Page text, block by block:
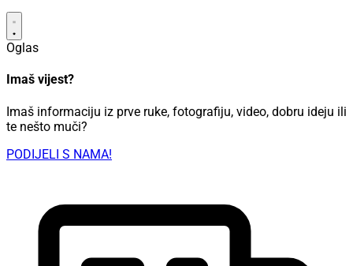
Oglas
Imaš vijest?
Imaš informaciju iz prve ruke, fotografiju, video, dobru ideju ili
te nešto muči?
PODIJELI S NAMA!